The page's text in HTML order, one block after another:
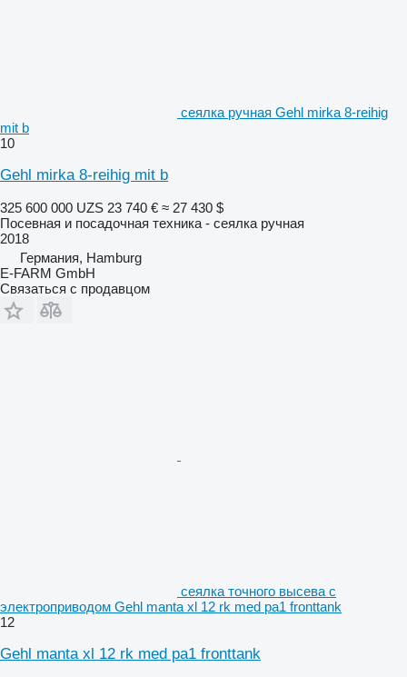
сеялка ручная Gehl mirka 8-reihig
mit b
10
Gehl mirka 8-reihig mit b
325 600 000 UZS 23 740 € ≈ 27 430 $
Посевная и посадочная техника - сеялка ручная
2018
Германия, Hamburg
E-FARM GmbH
Связаться с продавцом
сеялка точного высева с
электроприводом Gehl manta xl 12 rk med pa1 fronttank
12
Gehl manta xl 12 rk med pa1 fronttank